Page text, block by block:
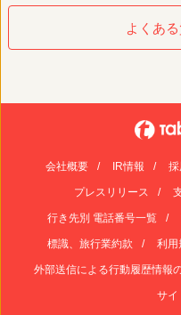
よくあ
会社概要 IR情報 採
プレスリリース
行き先別 電話番号一覧
標識、旅行業約款 利用
外部送信による行動履歴情報
サイ